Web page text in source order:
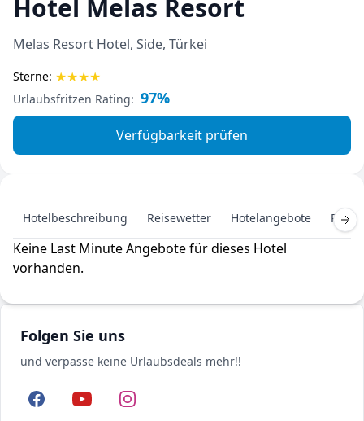
Hotel Melas Resort
Melas Resort Hotel, Side, Türkei
Sterne: ★★★★
Urlaubsfritzen Rating: 97%
Verfügbarkeit prüfen
Hotelbeschreibung Reisewetter Hotelangebote
Keine Last Minute Angebote für dieses Hotel
vorhanden.
Folgen Sie uns
und verpasse keine Urlaubsdeals mehr!!
FacebookYouTubeInstagram